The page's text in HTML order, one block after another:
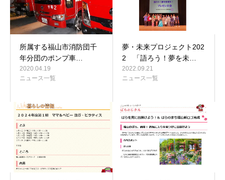
所属する福山市消防団千
年分団のポンプ車…
2020.04.19
ニュース一覧
夢・未来プロジェクト202
2 「語ろう！夢を未…
2022.09.21
ニュース一覧